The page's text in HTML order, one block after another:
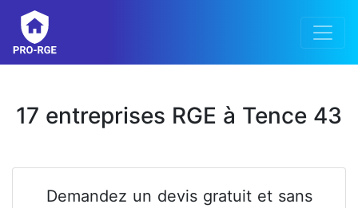
17 entreprises RGE à Tence 43
Demandez un devis gratuit et sans